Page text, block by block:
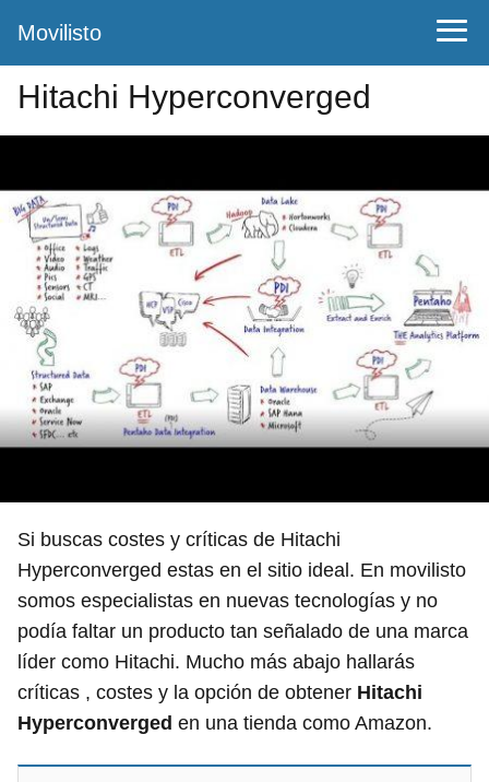
Movilisto
Hitachi Hyperconverged
Si buscas costes y críticas de Hitachi
Hyperconverged estas en el sitio ideal. En movilisto
somos especialistas en nuevas tecnologías y no
podía faltar un producto tan señalado de una marca
líder como Hitachi. Mucho más abajo hallarás
críticas , costes y la opción de obtener Hitachi
Hyperconverged en una tienda como Amazon.